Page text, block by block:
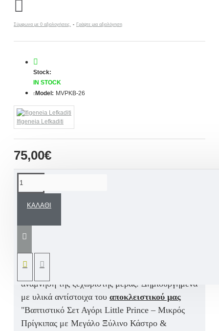
Σύμφωνα με 0 αξιολογήσεις. - Γράψτε μια αξιολόγηση
75,00€
Stock:
IN STOCK
Model: MVPKB-26
Ifigeneia Lefkaditi
ΚΑΛΆΘΙ
μεταλλικές χειροπέδες με χάντρες
που οι καλεσμένοι θα κρατήσουν ως φυλαχτό και
ανάμνηση της ξεχωριστής μέρας. Δημιουργημένα
με υλικά αντίστοιχα του αποκλειστικού μας
"Βαπτιστικό Σετ Αγόρι Little Prince – Μικρός
Πρίγκιπας με Μεγάλο Ξύλινο Κάστρο &